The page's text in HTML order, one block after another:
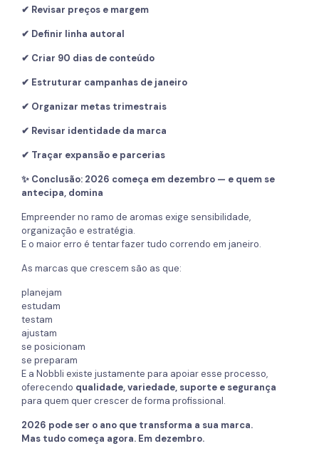
✔ Revisar preços e margem
✔ Definir linha autoral
✔ Criar 90 dias de conteúdo
✔ Estruturar campanhas de janeiro
✔ Organizar metas trimestrais
✔ Revisar identidade da marca
✔ Traçar expansão e parcerias
✨ Conclusão: 2026 começa em dezembro — e quem se
antecipa, domina
Empreender no ramo de aromas exige sensibilidade,
organização e estratégia.
E o maior erro é tentar fazer tudo correndo em janeiro.
As marcas que crescem são as que:
planejam
estudam
testam
ajustam
se posicionam
se preparam
E a Nobbli existe justamente para apoiar esse processo,
oferecendo qualidade, variedade, suporte e segurança
para quem quer crescer de forma profissional.
2026 pode ser o ano que transforma a sua marca.
Mas tudo começa agora. Em dezembro.